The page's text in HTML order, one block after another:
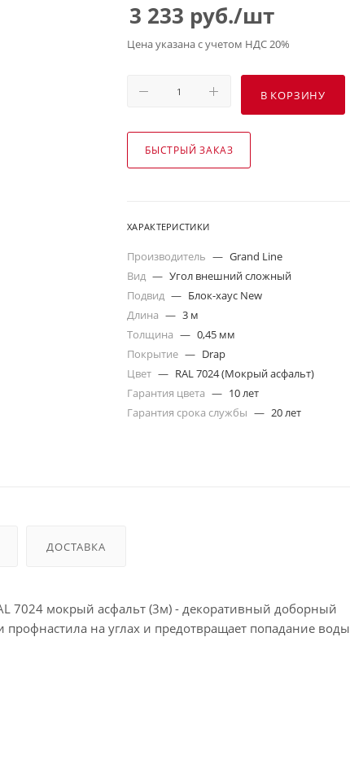
3 233 руб./шт
Цена указана с учетом НДС 20%
В КОРЗИНУ
БЫСТРЫЙ ЗАКАЗ
ХАРАКТЕРИСТИКИ
Производитель — Grand Line
Вид — Угол внешний сложный
Подвид — Блок-хаус New
Длина — 3 м
Толщина — 0,45 мм
Покрытие — Drap
Цвет — RAL 7024 (Мокрый асфальт)
Гарантия цвета — 10 лет
Гарантия срока службы — 20 лет
ДОСТАВКА
7024 мокрый асфальт (3м) - декоративный доборный
на углах и предотвращает попадание воды